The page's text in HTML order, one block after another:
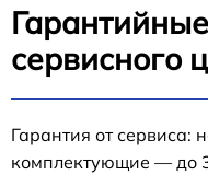
сервисного
Гарантия от сервиса:
комплектующие — до